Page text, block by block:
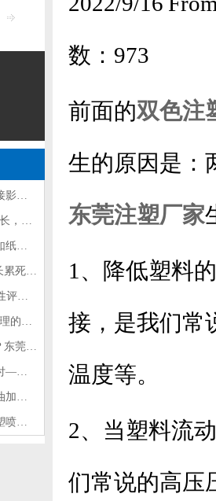
车间主任管理水平将直接影响东莞注塑件
东莞UV喷油厂的生产厂长，到底在给工
东莞喷油加工厂利润薄如纸？这四项基本
80%的东莞注塑喷油厂长累死累活，利
定量考核盯紧QCD，定性评价看好配合
东莞UV喷油工厂品质经理的四项核心管
“钱没少发，人却跑了”？东莞注塑喷油
稳良率、降损耗、保交付——东莞这家U
零库存在东莞全自动喷油加工厂不可行的
交付是硬实力：东莞注塑喷油厂如何用齐
数： 973
前面的双色注
生的原因是：
东莞注塑厂家
1、降低塑料
接，是我们常
温度等。
2、当塑料流
们常说的高压